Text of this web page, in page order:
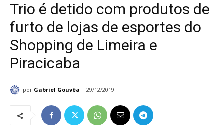
Trio é detido com produtos de
furto de lojas de esportes do
Shopping de Limeira e
Piracicaba
por Gabriel Gouvêa 29/12/2019